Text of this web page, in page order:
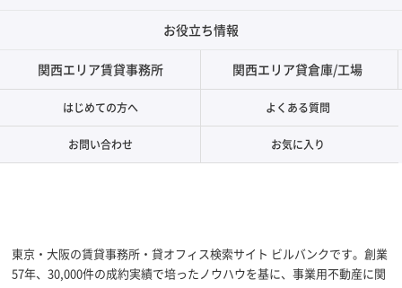
お役立ち情報
関西エリア賃貸事務所 関西エリア貸倉庫/工場
はじめての方へ よくある質問
お問い合わせ お気に入り
東京・大阪の賃貸事務所・貸オフィス検索サイト ビルバンクです。創業
57年、30,000件の成約実績で培ったノウハウを基に、事業用不動産に関